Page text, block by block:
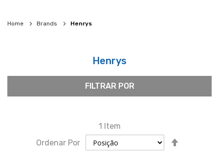
Home Brands Henrys
Henrys
1
Item
Ordenar Por
FILTRAR POR